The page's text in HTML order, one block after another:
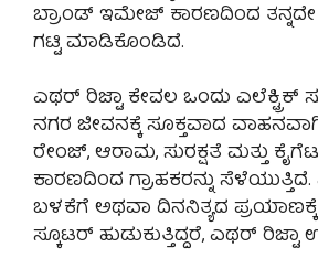
ಬ್ರಾಂಡ್ ಇಮೇಜ್ ಕಾರಣದಿಂದ ತನ್ನದೇ
ಗಟ್ಟಿ ಮಾಡಿಕೊಂಡಿದೆ.
ಎಥರ್ ರಿಜ್ಟಾ ಕೇವಲ ಒಂದು ಎಲೆಕ್ಟ್ರಿಕ್
ನಗರ ಜೀವನಕ್ಕೆ ಸೂಕ್ತವಾದ
ರೇಂಜ್, ಆರಾಮ, ಸುರಕ್ಷತೆ ಮತ್ತು
ಕಾರಣದಿಂದ ಗ್ರಾಹಕರನ್ನು ಸೆಳೆಯುತ್ತಿದೆ.
ಬಳಕೆಗೆ ಅಥವಾ ದಿನನಿತ್ಯದ
ಸ್ಕೂಟರ್ ಹುಡುಕುತ್ತಿದ್ದರೆ, ಎಥರ್